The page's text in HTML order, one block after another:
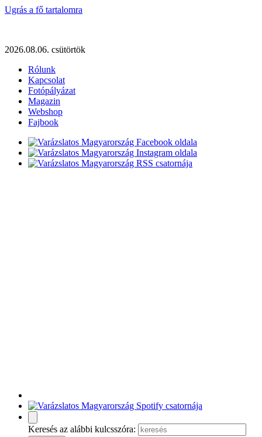
Ugrás a fő tartalomra
2026.08.06. csütörtök
Rólunk
Kapcsolat
Fotópályázat
Magazin
Webshop
Fajbook
Keresés az alábbi kulcsszóra: